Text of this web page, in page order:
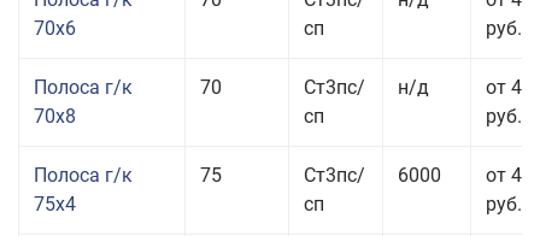
70x6
сп
руб.
Полоса г/к
70x8
70
Ст3пс/
сп
н/д
от 43
руб.
Полоса г/к
75x4
75
Ст3пс/
сп
6000
от 42
руб.